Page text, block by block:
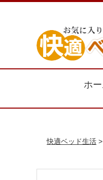
ホ
快適ベッド生活 >